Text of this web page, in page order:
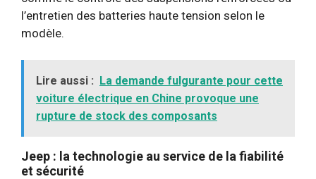
l’entretien des batteries haute tension selon le
modèle.
Lire aussi : La demande fulgurante pour cette
voiture électrique en Chine provoque une
rupture de stock des composants
Jeep : la technologie au service de la fiabilité
et sécurité